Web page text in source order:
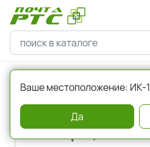
Главная Регистрация
Регистрация
Ваше местоположение: ИК-
Да